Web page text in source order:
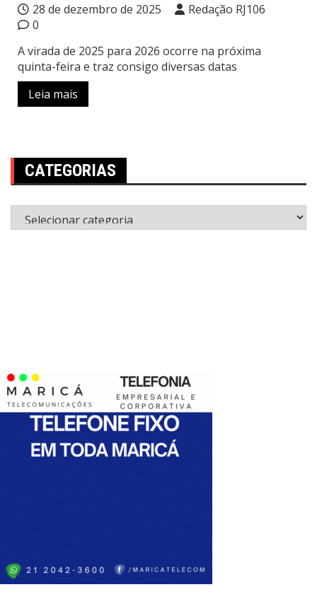
28 de dezembro de 2025
Redação RJ106
0
A virada de 2025 para 2026 ocorre na próxima
quinta-feira e traz consigo diversas datas
Leia mais
CATEGORIAS
Categorias